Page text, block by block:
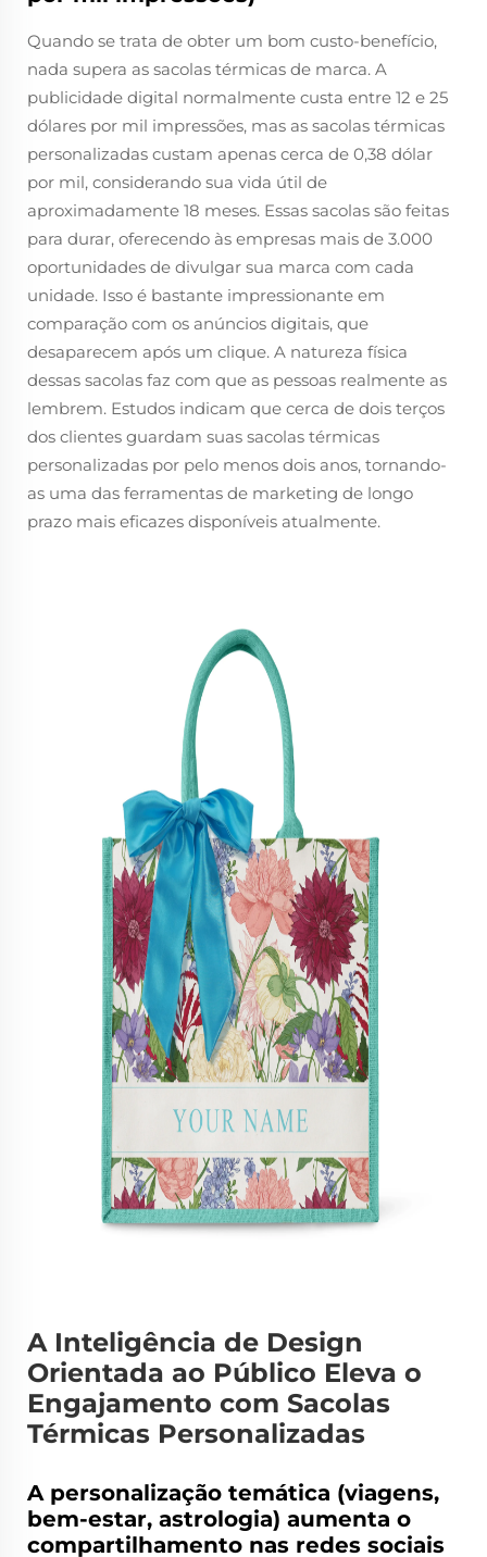
Quando se trata de obter um bom custo-benefício,
nada supera as sacolas térmicas de marca. A
publicidade digital normalmente custa entre 12 e 25
dólares por mil impressões, mas as sacolas térmicas
personalizadas custam apenas cerca de 0,38 dólar
por mil, considerando sua vida útil de
aproximadamente 18 meses. Essas sacolas são feitas
para durar, oferecendo às empresas mais de 3.000
oportunidades de divulgar sua marca com cada
unidade. Isso é bastante impressionante em
comparação com os anúncios digitais, que
desaparecem após um clique. A natureza física
dessas sacolas faz com que as pessoas realmente as
lembrem. Estudos indicam que cerca de dois terços
dos clientes guardam suas sacolas térmicas
personalizadas por pelo menos dois anos, tornando-
as uma das ferramentas de marketing de longo
prazo mais eficazes disponíveis atualmente.
A Inteligência de Design
Orientada ao Público Eleva o
Engajamento com Sacolas
Térmicas Personalizadas
A personalização temática (viagens,
bem-estar, astrologia) aumenta o
compartilhamento nas redes sociais